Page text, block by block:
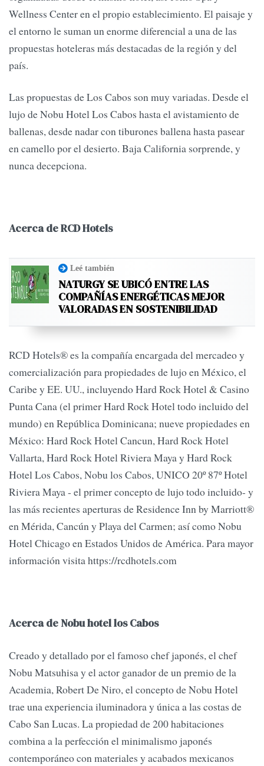
Wellness Center en el propio establecimiento. El paisaje y
el entorno le suman un enorme diferencial a una de las
propuestas hoteleras más destacadas de la región y del
país.
Las propuestas de Los Cabos son muy variadas. Desde el
lujo de Nobu Hotel Los Cabos hasta el avistamiento de
ballenas, desde nadar con tiburones ballena hasta pasear
en camello por el desierto. Baja California sorprende, y
nunca decepciona.
Acerca de RCD Hotels
Leé también
NATURGY SE UBICÓ ENTRE LAS
COMPAÑÍAS ENERGÉTICAS MEJOR
VALORADAS EN SOSTENIBILIDAD
RCD Hotels®️ es la compañía encargada del mercadeo y
comercialización para propiedades de lujo en México, el
Caribe y EE. UU., incluyendo Hard Rock Hotel & Casino
Punta Cana (el primer Hard Rock Hotel todo incluido del
mundo) en República Dominicana; nueve propiedades en
México: Hard Rock Hotel Cancun, Hard Rock Hotel
Vallarta, Hard Rock Hotel Riviera Maya y Hard Rock
Hotel Los Cabos, Nobu los Cabos, UNICO 20º 87º Hotel
Riviera Maya - el primer concepto de lujo todo incluido- y
las más recientes aperturas de Residence Inn by Marriott®
en Mérida, Cancún y Playa del Carmen; así como Nobu
Hotel Chicago en Estados Unidos de América. Para mayor
información visita https://rcdhotels.com
Acerca de Nobu hotel los Cabos
Creado y detallado por el famoso chef japonés, el chef
Nobu Matsuhisa y el actor ganador de un premio de la
Academia, Robert De Niro, el concepto de Nobu Hotel
trae una experiencia iluminadora y única a las costas de
Cabo San Lucas. La propiedad de 200 habitaciones
combina a la perfección el minimalismo japonés
contemporáneo con materiales y acabados mexicanos